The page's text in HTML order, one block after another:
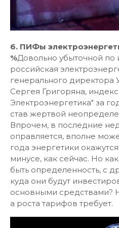
6. ПИФы
%Довольно убыточной по
российская
генерального директора
Сергея Григоряна,
Электроэнергетика" за
став жертвой
Впрочем, в последние
оправляется, вполне
года энергетики
минусе, как сейчас. Но
быть определенность, с
куда они будут
основными средствами?
а роста тарифов требует.